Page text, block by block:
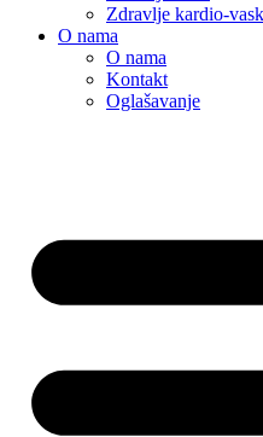
Zdravlje kardio-
O nama
O nama
Kontakt
Oglašavanje